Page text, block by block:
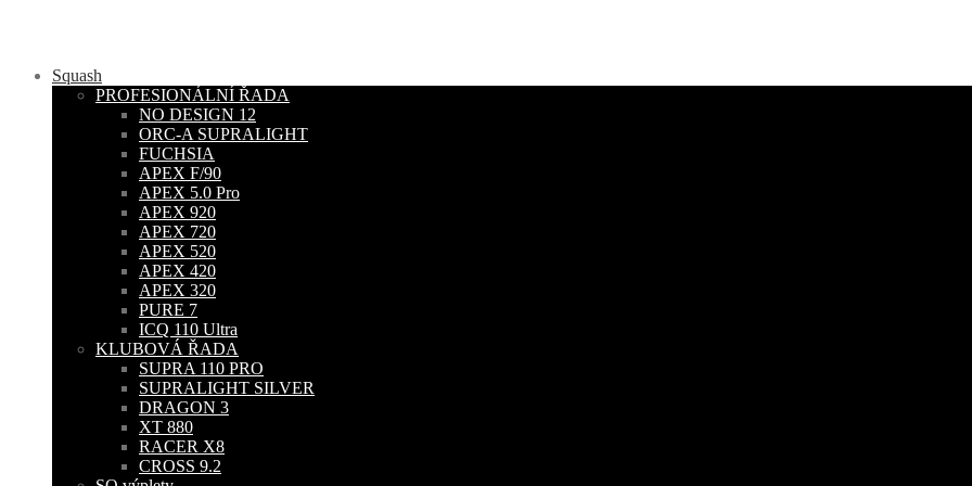
Squash
PROFESIONÁLNÍ ŘADA
NO DESIGN 12
ORC-A SUPRALIGHT
FUCHSIA
APEX F/90
APEX 5.0 Pro
APEX 920
APEX 720
APEX 520
APEX 420
APEX 320
PURE 7
ICQ 110 Ultra
KLUBOVÁ ŘADA
SUPRA 110 PRO
SUPRALIGHT SILVER
DRAGON 3
XT 880
RACER X8
CROSS 9.2